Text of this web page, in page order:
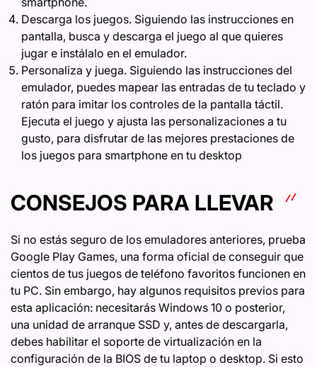
Descarga los juegos. Siguiendo las instrucciones en
pantalla, busca y descarga el juego al que quieres
jugar e instálalo en el emulador.
Personaliza y juega. Siguiendo las instrucciones del
emulador, puedes mapear las entradas de tu teclado y
ratón para imitar los controles de la pantalla táctil.
Ejecuta el juego y ajusta las personalizaciones a tu
gusto, para disfrutar de las mejores prestaciones de
los juegos para smartphone en tu desktop
CONSEJOS PARA LLEVAR
Si no estás seguro de los emuladores anteriores, prueba
Google Play Games, una forma oficial de conseguir que
cientos de tus juegos de teléfono favoritos funcionen en
tu PC. Sin embargo, hay algunos requisitos previos para
esta aplicación: necesitarás Windows 10 o posterior,
una unidad de arranque SSD y, antes de descargarla,
debes habilitar el soporte de virtualización en la
configuración de la BIOS de tu laptop o desktop. Si esto